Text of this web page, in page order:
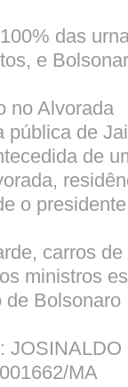
das
e
no Alvorada
pública de
de
o
carros
ministros
de Bolsonaro
MA